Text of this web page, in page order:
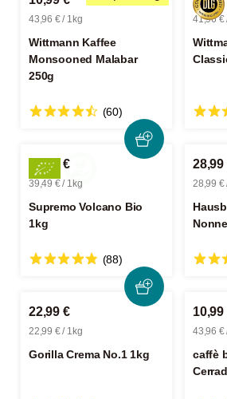
43,96 € / 1kg
Wittmann Kaffee
Monsooned Malabar
250g
(60)
41,96 €
39,49 €
39,49 € / 1kg
Supremo Volcano Bio
1kg
(88)
28,99
28,99 €
22,99 €
22,99 € / 1kg
Gorilla Crema No.1 1kg
10,99
43,96 €
caffè